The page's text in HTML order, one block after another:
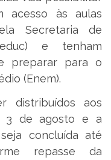
acesso às aulas
Secretaria de
e tenham
preparar para o
(Enem).
distribuídos aos
3 de agosto e a
concluída até
repasse da